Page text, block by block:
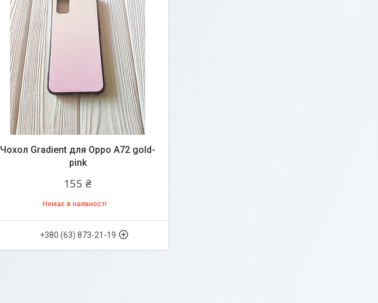
Чохол Gradient для Oppo A72 gold-
pink
155 ₴
Немає в наявності
+380 (63) 873-21-19